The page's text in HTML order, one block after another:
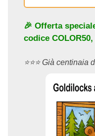
🎉 Offerta
codice COLOR50
⭐️⭐️⭐️ Già centinaia